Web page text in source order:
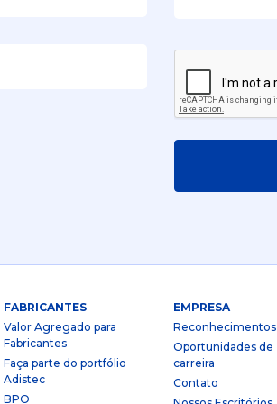
FABRICANTES
Valor Agregado para
Fabricantes
Faça parte do portfólio
Adistec
BPO
EMPRESA
Reconhecimentos
Oportunidades de
carreira
Contato